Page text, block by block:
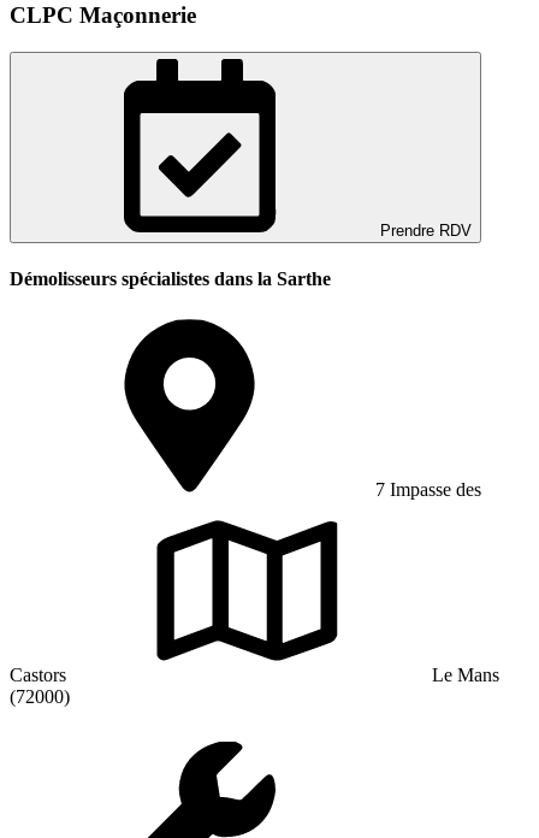
CLPC Maçonnerie
Prendre RDV
Démolisseurs spécialistes dans la Sarthe
7 Impasse des
Castors
Le Mans
(72000)